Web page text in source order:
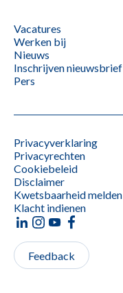
Vacatures
Werken bij
Nieuws
Inschrijven nieuwsbrief
Pers
Privacyverklaring
Privacyrechten
Cookiebeleid
Disclaimer
Kwetsbaarheid melden
Klacht indienen
Feedback